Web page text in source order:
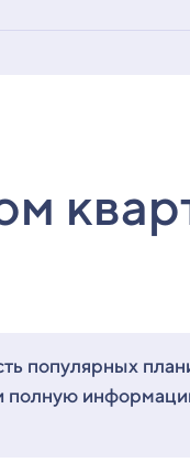
популярных
полную